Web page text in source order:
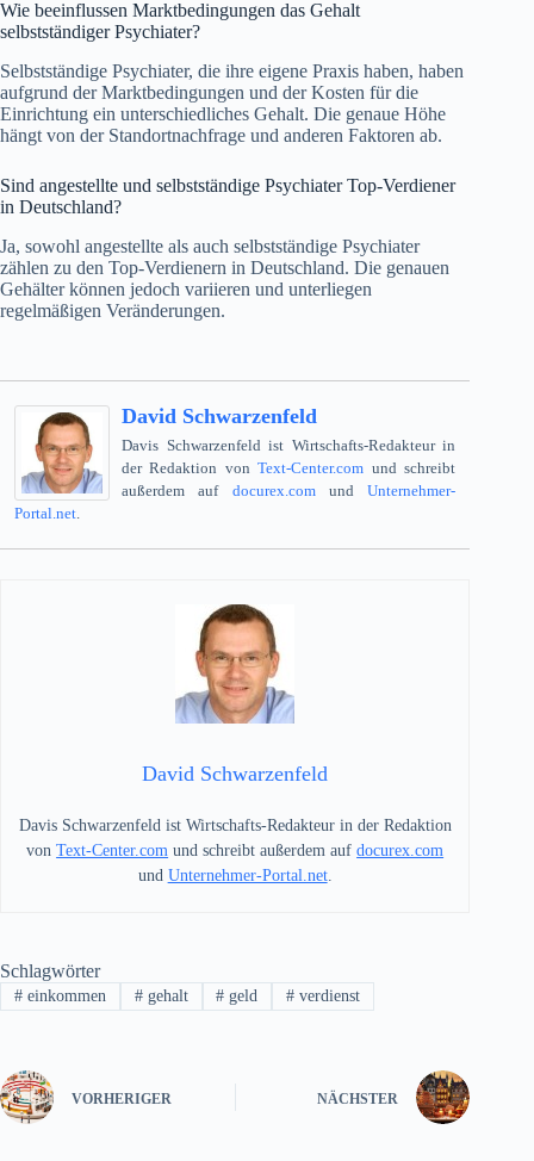
Wie beeinflussen Marktbedingungen das Gehalt
selbstständiger Psychiater?
Selbstständige Psychiater, die ihre eigene Praxis haben, haben
aufgrund der Marktbedingungen und der Kosten für die
Einrichtung ein unterschiedliches Gehalt. Die genaue Höhe
hängt von der Standortnachfrage und anderen Faktoren ab.
Sind angestellte und selbstständige Psychiater Top-Verdiener
in Deutschland?
Ja, sowohl angestellte als auch selbstständige Psychiater
zählen zu den Top-Verdienern in Deutschland. Die genauen
Gehälter können jedoch variieren und unterliegen
regelmäßigen Veränderungen.
David Schwarzenfeld
Davis Schwarzenfeld ist Wirtschafts-Redakteur in
der Redaktion vonText-Center.com und schreibt
außerdem auf docurex.comundUnternehmer-
Portal.net
David Schwarzenfeld
Davis Schwarzenfeld ist Wirtschafts-Redakteur in der Redaktion
vonText-Center.com und schreibt außerdem aufdocurex.com
und Unternehmer-Portal.net.
Schlagwörter
#einkommen #gehalt # geld # verdienst
VORHERIGER NÄCHSTER